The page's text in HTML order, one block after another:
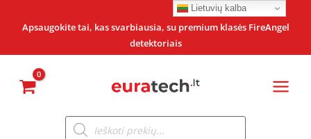
Apsaugokite tai, kas svarbiausia, su premium klasės FireAngel
detektoriais
Products
search
Lietuvių kalba